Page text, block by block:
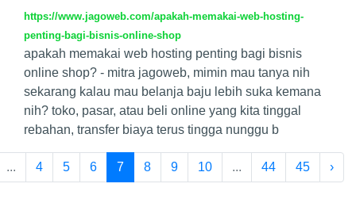
https://www.jagoweb.com/apakah-memakai-web-hosting-
penting-bagi-bisnis-online-shop
apakah memakai web hosting penting bagi bisnis
online shop? - mitra jagoweb, mimin mau tanya nih
sekarang kalau mau belanja baju lebih suka kemana
nih? toko, pasar, atau beli online yang kita tinggal
rebahan, transfer biaya terus tingga nunggu b
... 4 5 6 7 8 9 10 ... 44 45 ›